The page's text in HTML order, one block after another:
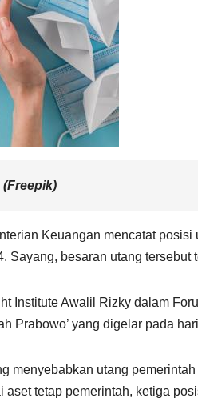
Keuangan mencatat
Sayang, besaran utang tersebut
Institute Awalil Rizky dalam
Prabowo’ yang digelar pada
menyebabkan utang
tetap pemerintah, ketiga